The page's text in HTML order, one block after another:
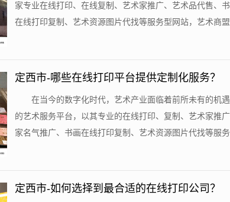
家专业在线打印、在线复制、艺术家推广、艺术品代售、
在线打印复制、艺术资源图片代找等服务型网站，艺术商
定西市-哪些在线打印平台提供定制化服务？
在当今的数字化时代，艺术产业面临着前所未有的机
的艺术服务平台，以其专业的在线打印、复制、艺术家推
家名气推广、书画在线打印复制、艺术资源图片代找等服
定西市-如何选择到最合适的在线打印公司？